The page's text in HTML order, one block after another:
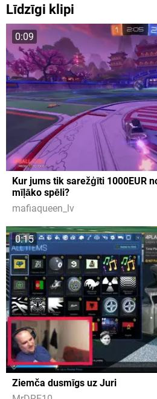
Līdzīgi klipi
0:09
Kur jums tik sarežģīti 1000EUR
mīļāko spēli?
mafiaqueen_lv
0:15
Ziemča dusmīgs uz Juri